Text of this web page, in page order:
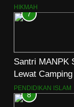
HIKMAH
7
Santri MANPK
Lewat
PENDIDIKAN ISLAM
8